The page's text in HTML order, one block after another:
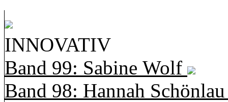
INNOVATIV
Band 99: Sabine Wolf
Band 98: Hannah